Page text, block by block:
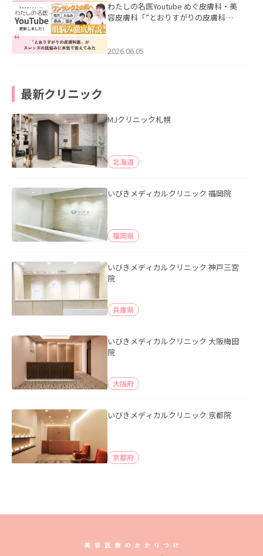
わたしの名医Youtube めぐ皮膚科・美
容皮膚科「”とおりすがりの皮膚科
2026.06.05
最新クリニック
MJクリニック札幌
北海道
いびきメディカルクリニック 福岡院
福岡県
いびきメディカルクリニック 神戸三宮
院
兵庫県
いびきメディカルクリニック 大阪梅田
院
大阪府
いびきメディカルクリニック 京都院
京都府